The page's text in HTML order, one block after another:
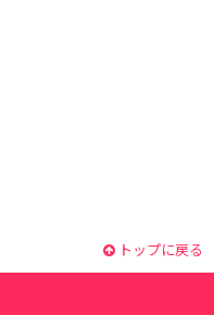
トップに戻る